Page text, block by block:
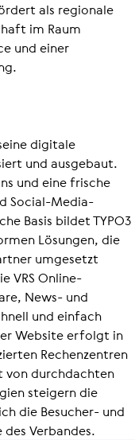
als regionale
im Raum
und einer
digitale
und ausgebaut.
und eine frische
Social-Media-
Basis bildet TYPO3
Lösungen, die
umgesetzt
VRS Online-
News- und
und einfach
Website erfolgt in
Rechenzentren
von durchdachten
steigern die
die Besucher- und
Verbandes.